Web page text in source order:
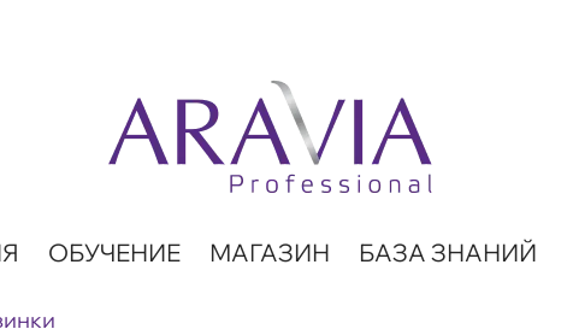
ОБУЧЕНИЕ МАГАЗИН БАЗА ЗНАНИЙ